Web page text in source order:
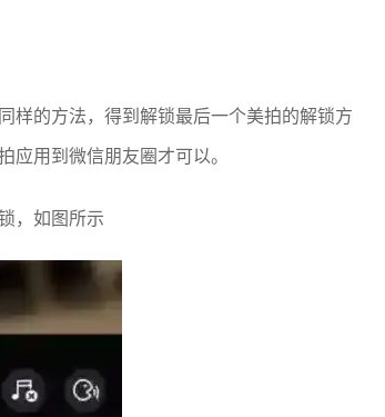
样的方法，得到解锁最后一个美拍的解锁方
用到微信朋友圈才可以。
，如图所示